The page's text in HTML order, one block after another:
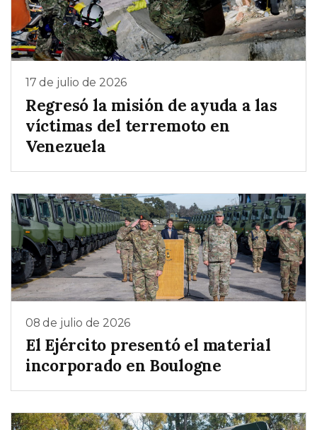
17 de julio de 2026
Regresó la misión de ayuda a las
víctimas del terremoto en
Venezuela
08 de julio de 2026
El Ejército presentó el material
incorporado en Boulogne